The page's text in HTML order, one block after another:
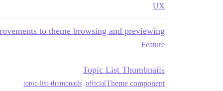
UX
to theme browsing and previewing
Feature
Topic List Thumbnails
Theme component
official
,
topic-list-thumbnails